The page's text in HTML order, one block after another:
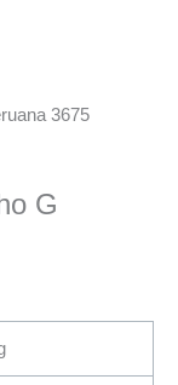
3675
G